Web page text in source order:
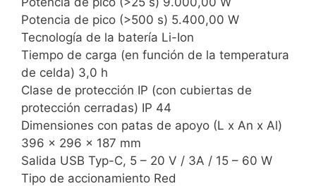
Potencia de pico (>500 s) 5.400,00 W
Tecnología de la batería Li-Ion
Tiempo de carga (en función de la temperatura
de celda) 3,0 h
Clase de protección IP (con cubiertas de
protección cerradas) IP 44
Dimensiones con patas de apoyo (L x An x Al)
396 x 296 x 187 mm
Salida USB Typ-C, 5 – 20 V / 3A / 15 – 60 W
Tipo de accionamiento Red